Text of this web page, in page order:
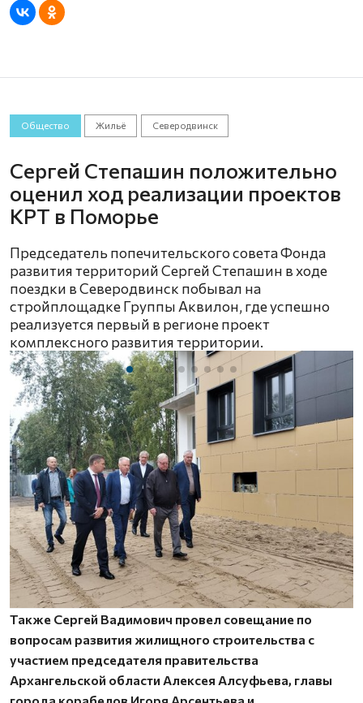
Общество Жильё Северодвинск
Сергей Степашин положительно
оценил ход реализации проектов
КРТ в Поморье
Председатель попечительского совета Фонда
развития территорий Сергей Степашин в ходе
поездки в Северодвинск побывал на
стройплощадке Группы Аквилон, где успешно
реализуется первый в регионе проект
комплексного развития территории.
Также Сергей Вадимович провел совещание по
вопросам развития жилищного строительства с
участием председателя правительства
Архангельской области Алексея Алсуфьева, главы
города корабелов Игоря Арсентьева и